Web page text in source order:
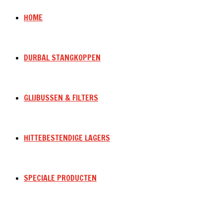
HOME
DURBAL STANGKOPPEN
GLIJBUSSEN & FILTERS
HITTEBESTENDIGE LAGERS
SPECIALE PRODUCTEN